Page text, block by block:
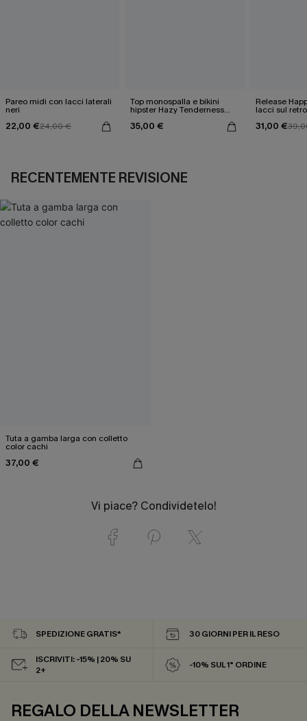
Pareo midi con lacci laterali
neri
22,00 €24,00 €
Top monospalla e bikini
hipster Hazy Tenderness
35,00 €
Release
lacci sul
31,00 €
RECENTEMENTE REVISIONE
Tuta a gamba larga con colletto
color cachi
37,00 €
Vi piace? Condividetelo!
SPEDIZIONE GRATIS* 30 GIORNI PER IL RESO
ISCRIVITI: -15% | 20% SU
2+
-10% SUL 1° ORDINE
REGALO DELLA NEWSLETTER